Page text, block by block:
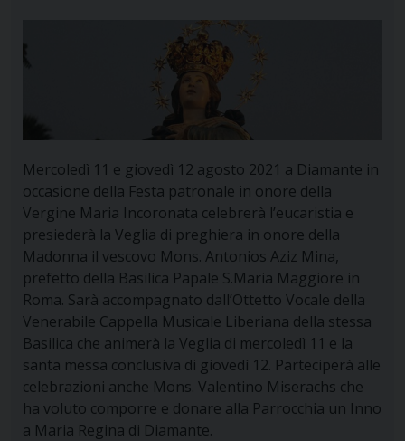
Mercoledì 11 e giovedì 12 agosto 2021 a Diamante in
occasione della Festa patronale in onore della
Vergine Maria Incoronata celebrerà l’eucaristia e
presiederà la Veglia di preghiera in onore della
Madonna il vescovo Mons. Antonios Aziz Mina,
prefetto della Basilica Papale S.Maria Maggiore in
Roma. Sarà accompagnato dall’Ottetto Vocale della
Venerabile Cappella Musicale Liberiana della stessa
Basilica che animerà la Veglia di mercoledì 11 e la
santa messa conclusiva di giovedì 12. Parteciperà alle
celebrazioni anche Mons. Valentino Miserachs che
ha voluto comporre e donare alla Parrocchia un Inno
a Maria Regina di Diamante.